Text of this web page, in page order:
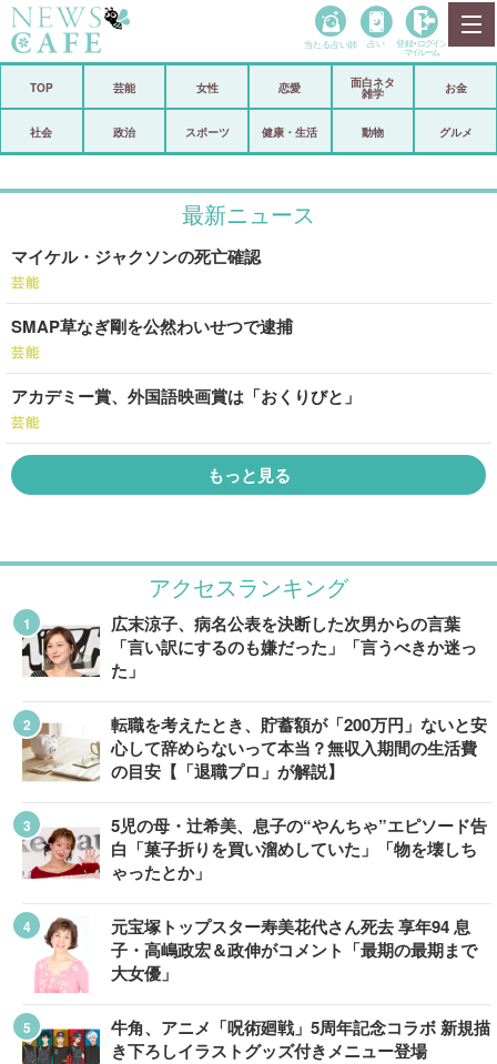
政治
スポーツ
恋愛
コメントポスト アリ／ナシ
当たる占い師 占い 登録• ログイン
マイルーム
TOP 芸能 女性 恋愛
面白ネタ
雑学
お金
社会 政治 スポーツ 健康・生活 動物 グルメ
最新ニュース
マイケル・ジャクソンの死亡確認
芸能
SMAP草なぎ剛を公然わいせつで逮捕
芸能
アカデミー賞、外国語映画賞は「おくりびと」
芸能
もっと見る
アクセスランキング
広末涼子、病名公表を決断した次男からの言葉
「言い訳にするのも嫌だった」「言うべきか迷っ
た」
転職を考えたとき、貯蓄額が「200万円」ないと安
心して辞めらないって本当？無収入期間の生活費
の目安【「退職プロ」が解説】
5児の母・辻希美、息子の“やんちゃ”エピソード告
白「菓子折りを買い溜めしていた」「物を壊しち
ゃったとか」
元宝塚トップスター寿美花代さん死去 享年94 息
子・高嶋政宏＆政伸がコメント「最期の最期まで
大女優」
牛角、アニメ「呪術廻戦」5周年記念コラボ 新規描
き下ろしイラストグッズ付きメニュー登場